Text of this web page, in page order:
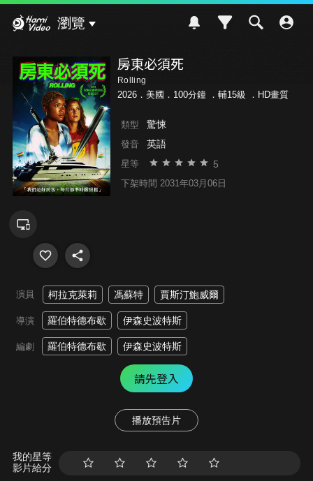
瀏覽
房東必須死
Rolling
2026．美國．100分鐘 ． 輔15級 ．HD畫質
類型 驚悚
發音 英語
星等 5
下架時間 2031年03月06日
演員 柯拉克萊莉 馮蘇特 賈斯汀鮑威爾
導演 羅伯特德布歇 伊森史波特斯
編劇 羅伯特德布歇 伊森史波特斯
請先登入
播放預告片
我的星等
影片給分